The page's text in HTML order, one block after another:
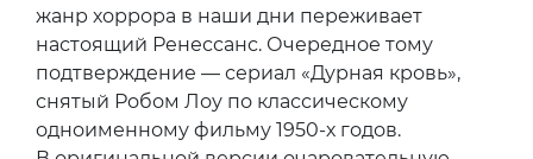
жанр хоррора в наши дни переживает
настоящий Ренессанс. Очередное тому
подтверждение — сериал «Дурная кровь»,
снятый Робом Лоу по классическому
одноименному фильму 1950-х годов.